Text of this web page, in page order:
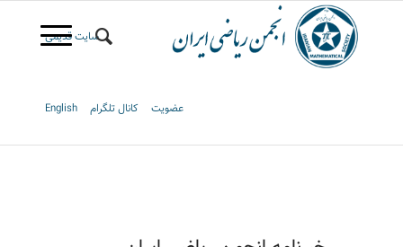
سایت قدیمی
عضویت کانال تلگرام English